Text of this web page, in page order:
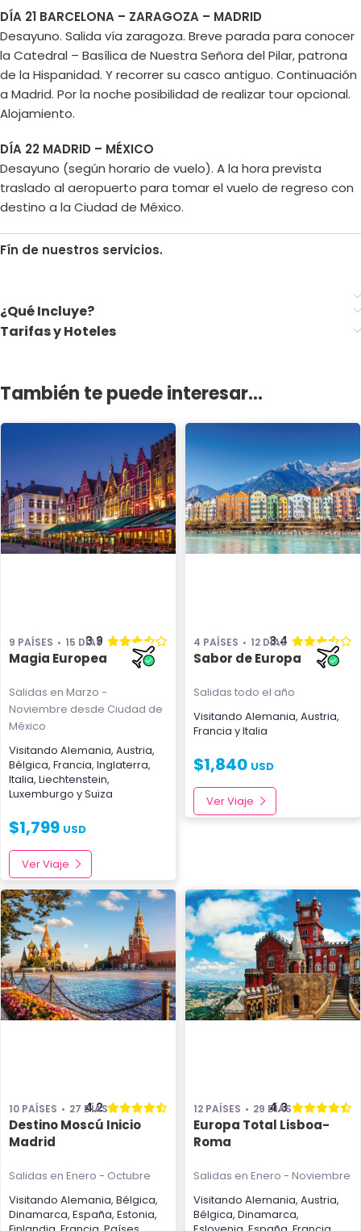
DÍA 21 BARCELONA – ZARAGOZA – MADRID
Desayuno. Salida vía zaragoza. Breve parada para conocer
la Catedral – Basílica de Nuestra Señora del Pilar, patrona
de la Hispanidad. Y recorrer su casco antiguo. Continuación
a Madrid. Por la noche posibilidad de realizar tour opcional.
Alojamiento.
DÍA 22 MADRID – MÉXICO
Desayuno (según horario de vuelo). A la hora prevista
traslado al aeropuerto para tomar el vuelo de regreso con
destino a la Ciudad de México.
Fín de nuestros servicios.
¿Qué Incluye?
Tarifas y Hoteles
También te puede interesar...
9 PAÍSES 15 DÍAS
3.9
Magia Europea
Salidas en Marzo -
Noviembre desde Ciudad de
México
Visitando Alemania, Austria,
Bélgica, Francia, Inglaterra,
Italia, Liechtenstein,
Luxemburgo ySuiza
$1,799 USD
Ver Viaje
4 PAÍSES 12 DÍAS
3.4
Sabor de Europa
Salidas todo el año
Visitando Alemania, Austria,
Francia yItalia
$1,840 USD
Ver Viaje
10 PAÍSES 27 DÍAS
4.2
Destino Moscú Inicio
Madrid
Salidas en Enero - Octubre
Visitando Alemania, Bélgica,
Dinamarca, España, Estonia,
12 PAÍSES 29 DÍAS
4.3
Europa Total Lisboa-
Roma
Salidas en Enero - Noviembre
Visitando Alemania, Austria,
Bélgica, Dinamarca,